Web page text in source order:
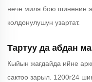
нече миля бою шиненин
колдонулушун узартат.
Тартуу да абдан
Кыйын жағдайда ийне
сактоо зарыл. 1200r24